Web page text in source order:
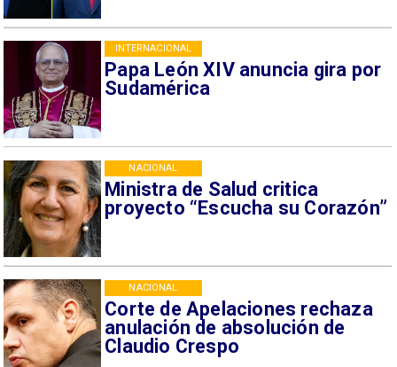
Papa León XIV anuncia gira por
Sudamérica
INTERNACIONAL
Ministra de Salud critica
proyecto “Escucha su Corazón”
NACIONAL
Corte de Apelaciones rechaza
anulación de absolución de
Claudio Crespo
NACIONAL